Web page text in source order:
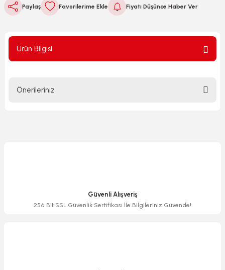
Paylaş Fiyatı Düşünce Haber Ver
Ürün Bilgisi
Önerileriniz
Ürün bilgilerinde hatalar bulunuyor.
Güvenli Alışveriş
256 Bit SSL Güvenlik Sertifikası İle Bilgileriniz Güvende!